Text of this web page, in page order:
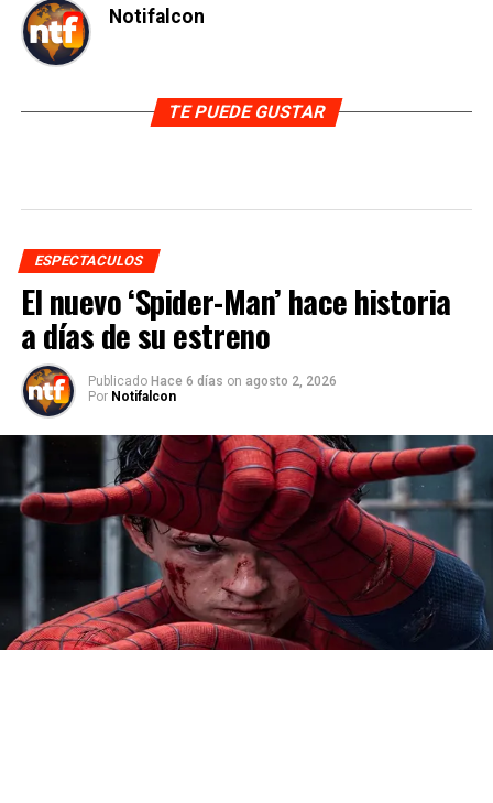
Notifalcon
TE PUEDE GUSTAR
ESPECTACULOS
El nuevo ‘Spider-Man’ hace historia
a días de su estreno
Publicado Hace 6 días on agosto 2, 2026
Por Notifalcon